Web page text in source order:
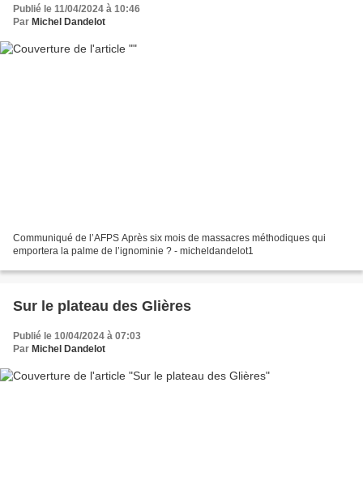
Publié le 11/04/2024 à 10:46
Par Michel Dandelot
Communiqué de l’AFPS Après six mois de massacres méthodiques qui
emportera la palme de l’ignominie ? - micheldandelot1
Sur le plateau des Glières
Publié le 10/04/2024 à 07:03
Par Michel Dandelot